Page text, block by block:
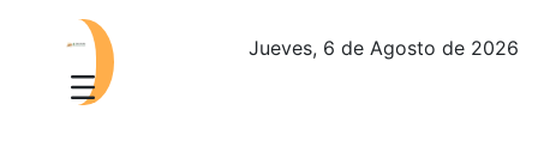
Jueves, 6 de Agosto de 2026